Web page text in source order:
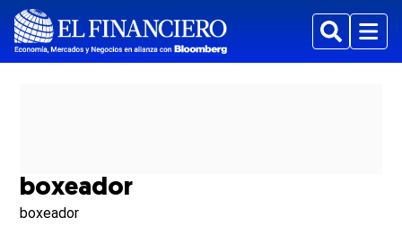
BuscarMenu
boxeador
boxeador